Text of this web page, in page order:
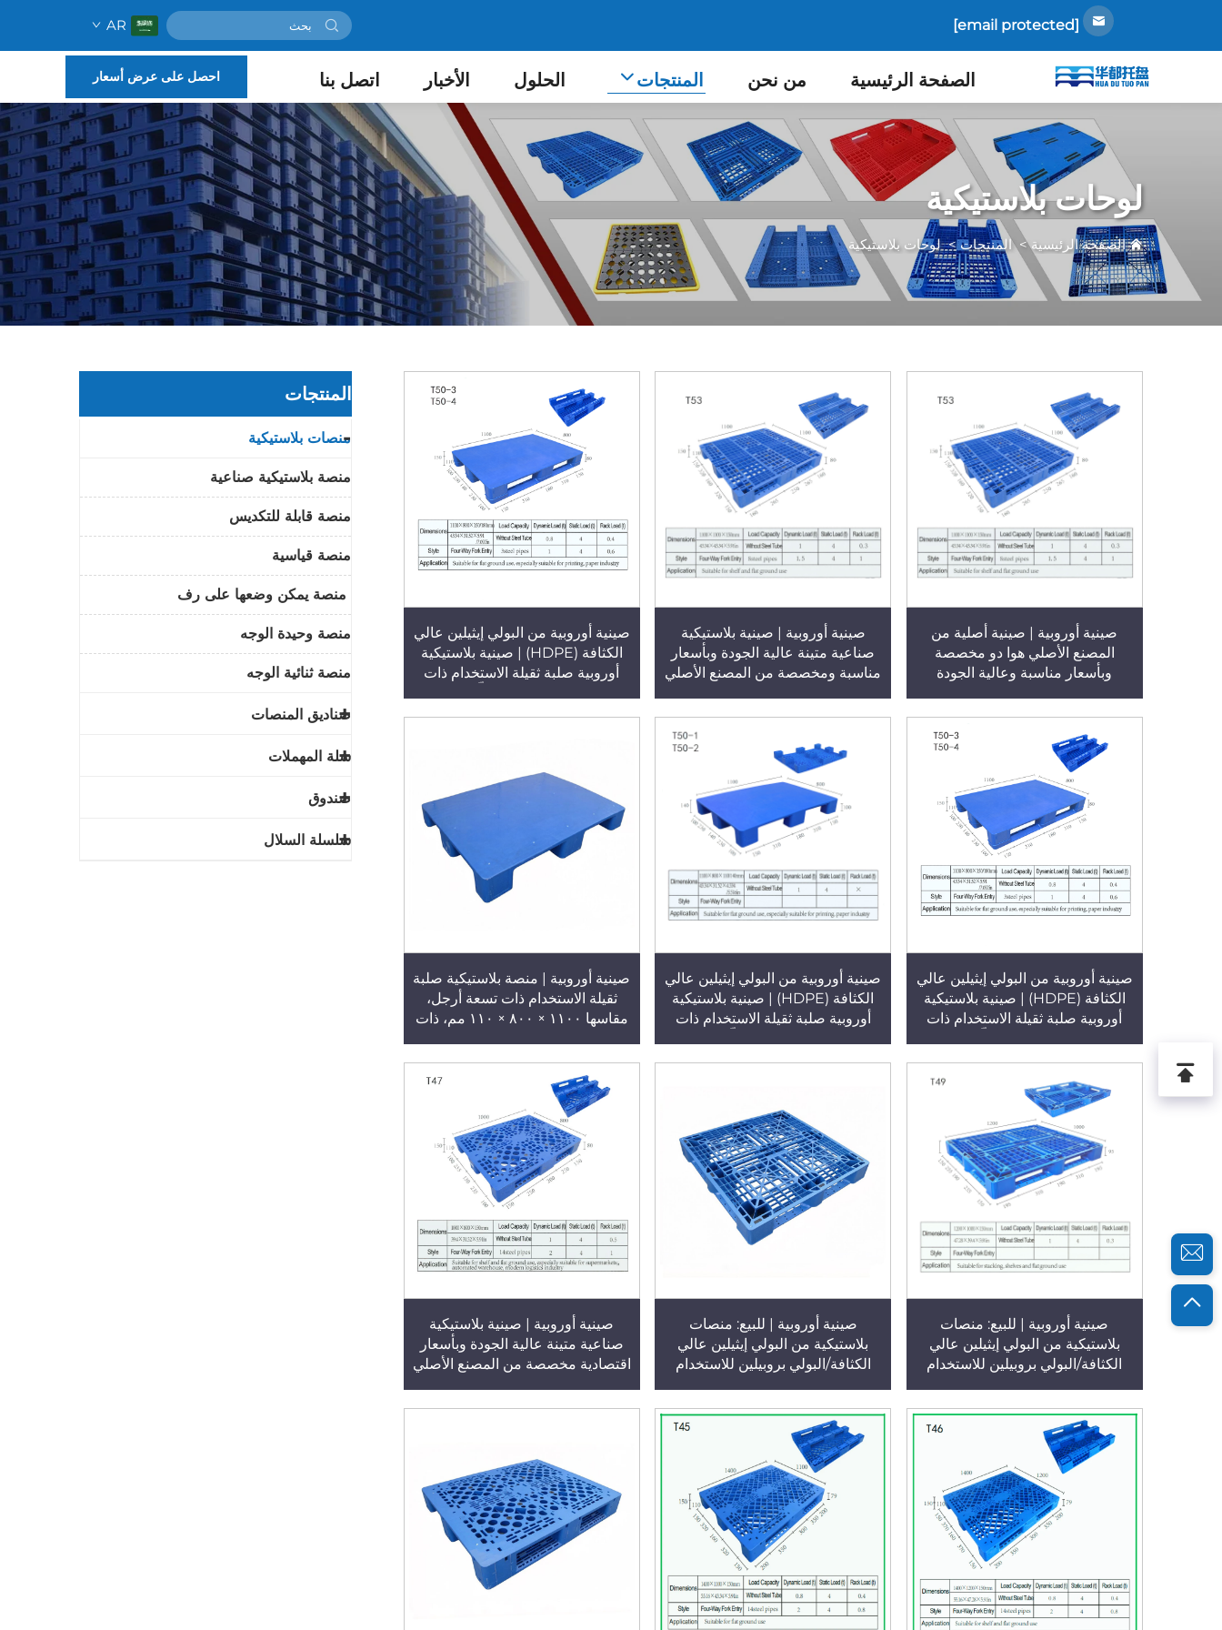
[email protected]
AR
الصفحة الرئيسية من نحن المنتجات الحلول الأخبار اتصل بنا احصل على عرض أسعار
لوحات بلاستيكية
الصفحة الرئيسية>المنتجات>لوحات بلاستيكية
المنتجات
منصات بلاستيكية
منصة بلاستيكية صناعية
منصة قابلة للتكديس
منصة قياسية
منصة يمكن وضعها على رف
منصة وحيدة الوجه
منصة ثنائية الوجه
صناديق المنصات
سلة المهملات
صندوق
سلسلة السلال
صينية أوروبية | صينية أصلية من
المصنع الأصلي هوا دو مخصصة
وبأسعار مناسبة وعالية الجودة
الصناعية ذات الاتجاهات الأربعة، وهي
بالغة الملاءمة للاستخدام على الأرض
المسطحة، وتتكوّن من بلاستيك
شبكي، وتُستخدم في التكديس/
التخزين على الرفوف/الاستخدام
المسطح، الطراز T53-1
صينية أوروبية | صينية بلاستيكية
صناعية متينة عالية الجودة وبأسعار
مناسبة ومخصصة من المصنع الأصلي
على الأسطح المسطحة، وذات تصميم
شبكي رباعي الاتجاه للتخزين بالتراص
أو على الرفوف أو الاستخدام
المسطّح (الطراز T53)
صينية أوروبية من البولي إيثيلين عالي
الكثافة (HDPE) | صينية بلاستيكية
أوروبية صلبة ثقيلة الاستخدام ذات
1100×800×180 مم، ذات وجه واحد،
صينية أوروبية من البولي إيثيلين عالي
الكثافة (HDPE) | صينية بلاستيكية
أوروبية صلبة ثقيلة الاستخدام ذات
1100×800×150 مم، ذات وجه واحد،
وقابلة للإدخال من أربعة اتجاهات،
الطراز T50-3
صينية أوروبية من البولي إيثيلين عالي
الكثافة (HDPE) | صينية بلاستيكية
أوروبية صلبة ثقيلة الاستخدام ذات
1100×800×110 مم، ذات وجه واحد،
صينية أوروبية | منصة بلاستيكية صلبة
ثقيلة الاستخدام ذات تسعة أرجل،
مقاسها ١١٠٠ × ٨٠٠ × ١١٠ مم، ذات
الطراز T50-1
صينية أوروبية | للبيع: منصات
بلاستيكية من البولي إيثيلين عالي
الكثافة/البولي بروبيلين للاستخدام
منصات بلاستيكية قابلة لإعادة
الاستخدام، الطراز T49
صينية أوروبية | للبيع: منصات
بلاستيكية من البولي إيثيلين عالي
الكثافة/البولي بروبيلين للاستخدام
منصات بلاستيكية قابلة لإعادة
الاستخدام، الطراز T48
صينية أوروبية | صينية بلاستيكية
صناعية متينة عالية الجودة وبأسعار
اقتصادية مخصصة من المصنع الأصلي
على الأسطح المسطحة، وذات تصميم
الرفوف أو الاستخدام المسطح
(الطراز T47)